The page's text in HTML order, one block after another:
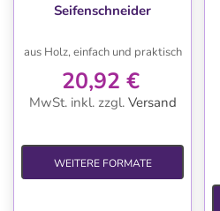
Seifenschneider
aus Holz, einfach und praktisch
20,92 €
MwSt. inkl. zzgl. Versand
WEITERE FORMATE